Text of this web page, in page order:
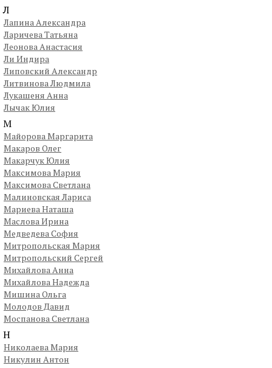
Л
Лапина Александра
Ларичева Татьяна
Леонова Анастасия
Ли Индира
Липовский Александр
Литвинова Людмила
Лукашеня Анна
Лычак Юлия
М
Майорова Маргарита
Макаров Олег
Макарчук Юлия
Максимова Мария
Максимова Светлана
Малиновская Лариса
Мариева Наташа
Маслова Ирина
Медведева София
Митропольская Мария
Митропольский Сергей
Михайлова Анна
Михайлова Надежда
Мишина Ольга
Молодов Давид
Моспанова Светлана
Н
Николаева Мария
Никулин Антон